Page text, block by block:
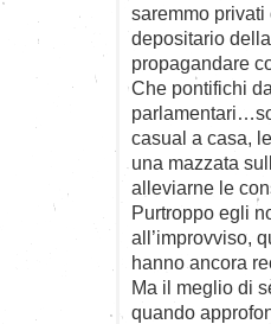
saremmo
depositario
propagandare
Che pontifichi
casual a casa,
una mazzata
alleviarne le
Purtroppo egli
all’improvviso,
hanno ancora
Ma il meglio di
quando